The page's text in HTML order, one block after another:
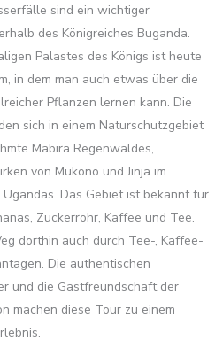
sind ein wichtiger
des Königreiches Buganda.
Palastes des Königs ist heute
in dem man auch etwas über die
Pflanzen lernen kann. Die
sich in einem Naturschutzgebiet
Mabira Regenwaldes,
von Mukono und Jinja im
Das Gebiet ist bekannt für
Zuckerrohr, Kaffee und Tee.
dorthin auch durch Tee-, Kaffee-
Die authentischen
und die Gastfreundschaft der
machen diese Tour zu einem